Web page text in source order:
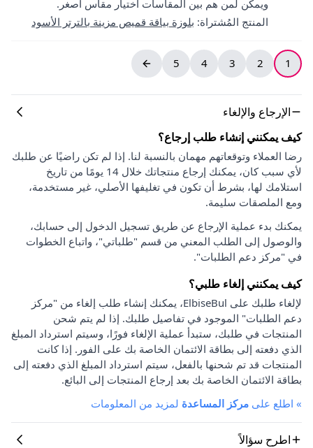
ويمكن لمن هم بين المقاسات اختيار مقاس أصغر.
المنتج المُشتراة: بلوزة بياقة قميص مزينة بالترتر الأسود
1
2
3
4
5
الإرجاع والإلغاء
كيف يمكنني إنشاء طلب إرجاع؟
رضا العملاء وتوقعاتهم مهمان بالنسبة لنا. إذا لم تكن راضيًا عن طلبك
لأي سبب كان، يمكنك إرجاع منتجاتك خلال 14 يومًا من تاريخ
استلامك لها، بشرط أن تكون في تغليفها الأصلي، غير مستخدمة،
ومع الملصقات سليمة.
يمكنك بدء عملية الإرجاع عن طريق تسجيل الدخول إلى حسابك،
والوصول إلى الطلب المعني من قسم "طلباتي"، واتباع الخطوات
في "مركز دعم الطلبات".
كيف يمكنني إلغاء طلبي؟
لإلغاء طلبك على ElbiseBul، يمكنك إنشاء طلب إلغاء من "مركز
دعم الطلبات" الموجود في تفاصيل طلبك. إذا لم يتم شحن
المنتجات في طلبك، ستبدأ عملية الإلغاء فورًا، وسيتم استرداد المبلغ
الذي دفعته إلى بطاقة الائتمان الخاصة بك على الفور. إذا كانت
المنتجات قد تم شحنها بالفعل، سيتم استرداد المبلغ الذي دفعته إلى
بطاقة الائتمان الخاصة بك بعد إرجاع المنتجات إلى البائع.
» اطلع على مركز المساعدة لمزيد من المعلومات
اطرح سؤالاً